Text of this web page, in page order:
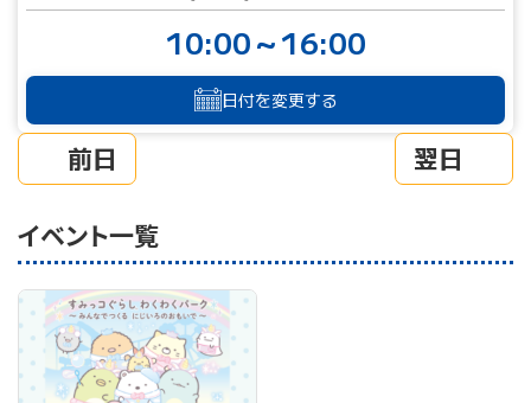
前日
10:00～16:00
日付を変更する
翌日
イベント一覧